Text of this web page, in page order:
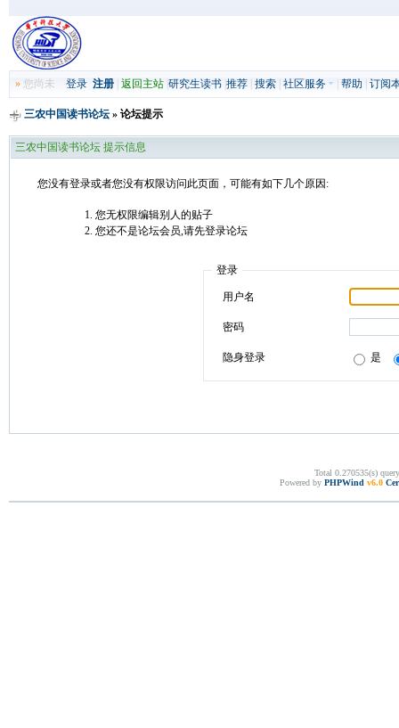
»您尚未 登录 注册| 返回主站| 研究生读书| 推荐| 搜索| 社区服务 帮助 订阅
三农中国读书论坛» 论坛提示
三农中国读书论坛 提示信息
您没有登录或者您没有权限访问此页面，可能有如下几个原因:
您无权限编辑别人的贴子
您还不是论坛会员,请先登录论坛
登录
用户名
密码
隐身登录 是
Total 0.270535(s)
Powered by PHPWind v6.0